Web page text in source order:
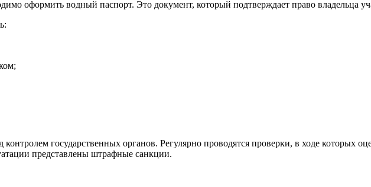
оформить водный паспорт. Это документ, который подтверждает право владельца
государственных органов. Регулярно проводятся проверки, в ходе которых
представлены штрафные санкции.